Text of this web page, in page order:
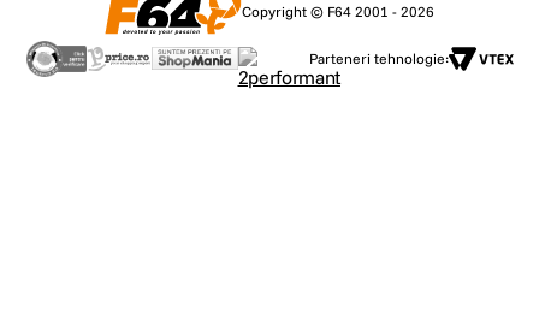
Copyright © F64 2001 - 2026
Parteneri tehnologie: